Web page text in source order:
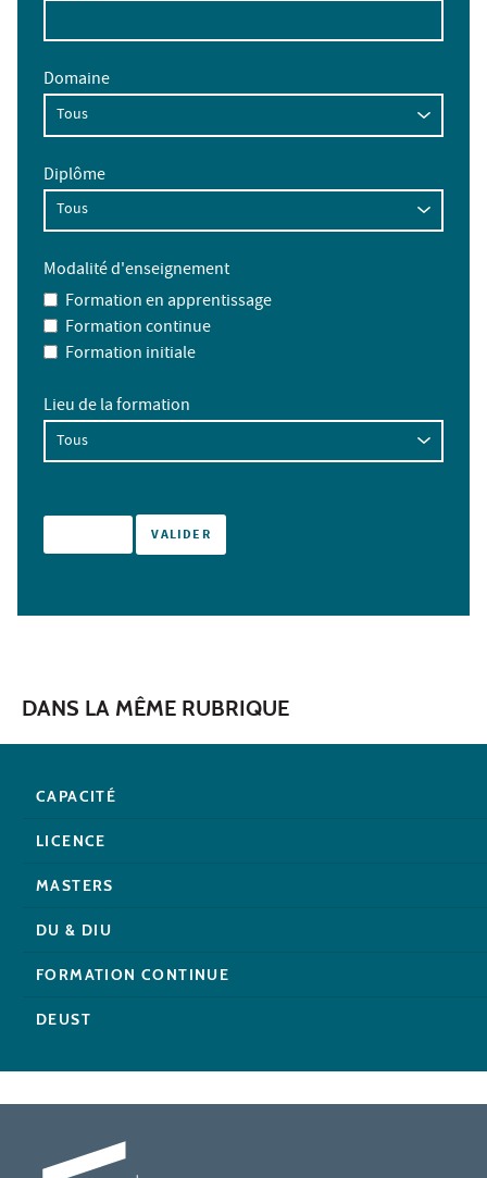
Domaine
Diplôme
Modalité d'enseignement
Formation en apprentissage
Formation continue
Formation initiale
Lieu de la formation
DANS LA MÊME RUBRIQUE
CAPACITÉ
LICENCE
MASTERS
DU & DIU
FORMATION CONTINUE
DEUST